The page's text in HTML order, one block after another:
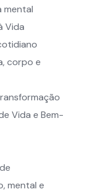
mental
Vida
corpo e
Vida e Bem-
mental e